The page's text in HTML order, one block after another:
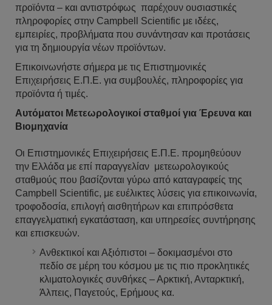
προϊόντα – και αντιστρόφως παρέχουν ουσιαστικές
πληροφορίες στην Campbell Scientific με ιδέες,
εμπειρίες, προβλήματα που συνάντησαν και προτάσεις
για τη δημιουργία νέων προϊόντων.
Επικοινωνήστε σήμερα με τις Επιστημονικές
Επιχειρήσεις Ε.Π.Ε. για συμβουλές, πληροφορίες για
προϊόντα ή τιμές.
Αυτόματοι Μετεωρολογικοί σταθμοί για Έρευνα και
Βιομηχανία
Οι Επιστημονικές Επιχειρήσεις Ε.Π.Ε. προμηθεύουν
την Ελλάδα με επί παραγγελίαν μετεωρολογικούς
σταθμούς που βασίζονται γύρω από καταγραφείς της
Campbell Scientific, με ευέλικτες λύσεις για επικοινωνία,
τροφοδοσία, επιλογή αισθητήρων και επιπρόσθετα
επαγγελματική εγκατάσταση, και υπηρεσίες συντήρησης
και επισκευών.
Ανθεκτικοί και Αξιόπιστοι – δοκιμασμένοι στο
πεδίο σε μέρη του κόσμου με τις πιο προκλητικές
κλιματολογικές συνθήκες – Αρκτική, Ανταρκτική,
Άλπεις, Παγετούς, Ερήμους κα.